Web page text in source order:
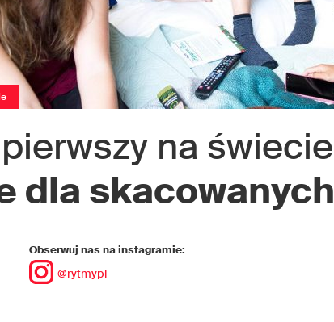
na świecie
dla skacowanych
Obserwuj nas na instagramie:
@rytmypl